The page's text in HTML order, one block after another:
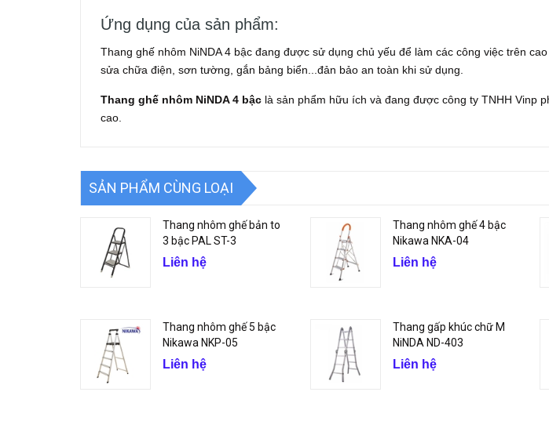
Ứng dụng của sản phẩm:
Thang ghế nhôm NiNDA 4 bậc đang được sử dụng chủ yếu để làm các công việc trên
sửa chữa điện, sơn tường, gắn bảng biển...đản bảo an toàn khi sử dụng.
Thang ghế nhôm NiNDA 4 bậc là sản phẩm hữu ích và đang được công ty TNHH Vinp
cao.
SẢN PHẨM CÙNG LOẠI
Thang nhôm ghế bản to
3 bậc PAL ST-3
Liên hệ
Thang nhôm ghế 4 bậc
Nikawa NKA-04
Liên hệ
Thang nhôm ghế 5 bậc
Nikawa NKP-05
Liên hệ
Thang gấp khúc chữ M
NiNDA ND-403
Liên hệ